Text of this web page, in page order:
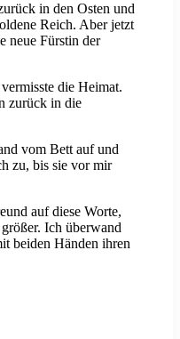
in den Osten und
Reich. Aber jetzt
neue Fürstin der
die Heimat.
zurück in die
vom Bett auf und
zu, bis sie vor mir
auf diese Worte,
Ich überwand
beiden Händen ihren